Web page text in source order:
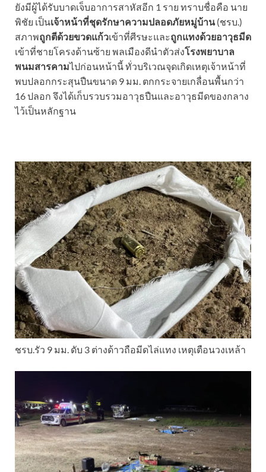
ยังมีผู้ได้รับบาดเจ็บอาการสาหัสอีก 1 ราย ทราบชื่อคือ นาย
พิชัย เป็นเจ้าหน้าที่ชุดรักษาความปลอดภัยหมู่บ้าน(ชรบ.)
สภาพถูกตีด้วยขวดแก้วเข้าที่ศีรษะและถูกแทงด้วยอาวุธมีด
เข้าที่ชายโครงด้านซ้าย พลเมืองดีนำตัวส่งโรงพยาบาล
พนมสารคามไปก่อนหน้านี้ ทั่วบริเวณจุดเกิดเหตุเจ้าหน้าที่
พบปลอกกระสุนปืนขนาด 9 มม. ตกกระจายเกลื่อนพื้นกว่า
16 ปลอก จึงได้เก็บรวบรวมอาวุธปืนและอาวุธมีดของกลาง
ไว้เป็นหลักฐาน
ชรบ.รัว 9 มม. ดับ 3 ต่างด้าวถือมีดไล่แทง เหตุเตือนวงเหล้า